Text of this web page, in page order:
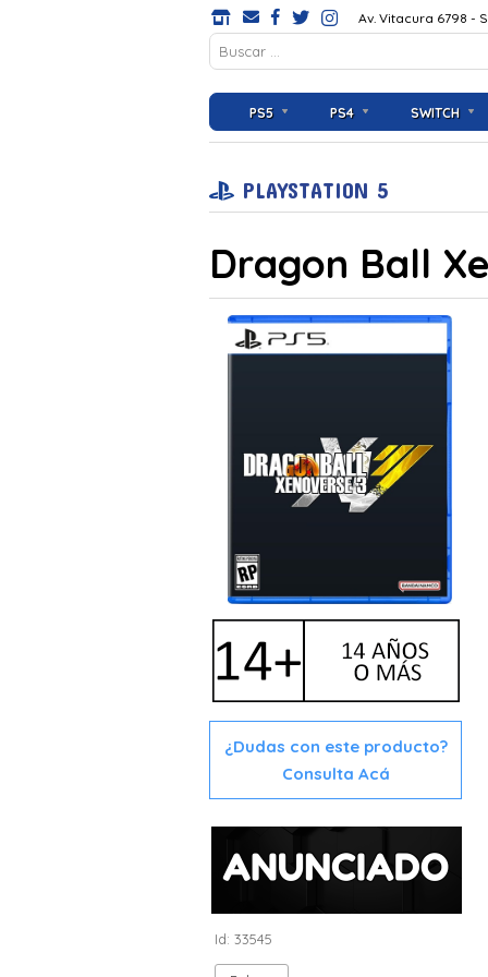
Av. Vitacura 6798 -
PS5 PS4 SWITCH
PLAYSTATION 5
Dragon Ball
¿Dudas con este producto?
Consulta Acá
Id: 33545